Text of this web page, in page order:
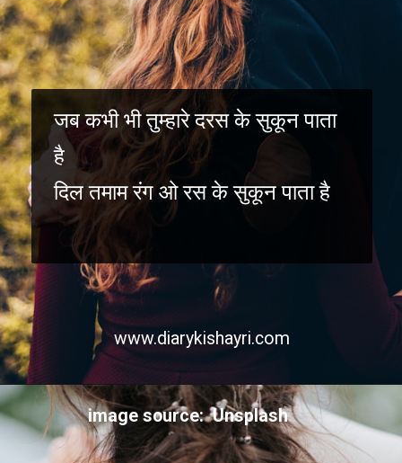
जब कभी भी तुम्हारे दरस के सुकून पाता
है
दिल तमाम रंग ओ रस के सुकून पाता है
www.diarykishayri.com
image source: Unsplash